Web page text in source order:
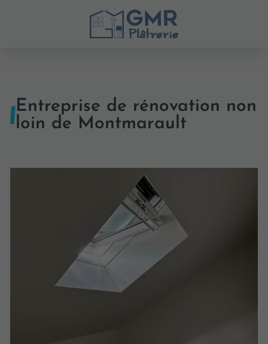
Entreprise de rénovation non
loin de Montmarault